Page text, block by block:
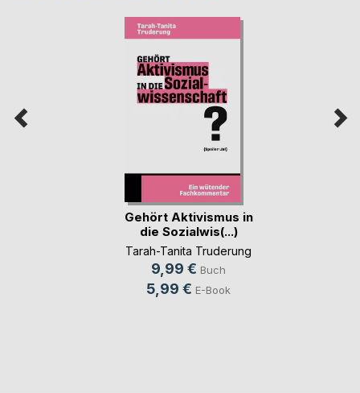
Gehört Aktivismus in
die Sozialwis(...)
Tarah-Tanita Truderung
9,99 € Buch
5,99 € E-Book